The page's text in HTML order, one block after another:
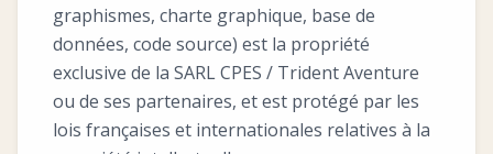
graphismes, charte graphique, base de
données, code source) est la propriété
exclusive de la SARL CPES / Trident Aventure
ou de ses partenaires, et est protégé par les
lois françaises et internationales relatives à la